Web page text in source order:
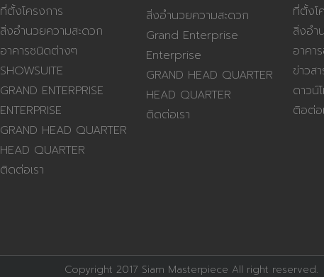
ที่ตั้งโครงการ
สิ่งอำนวยความสะดวก
อาคารชนิดต่างๆ
SHOWSUITE
GRAND ENTERPRISE
ENTERPRISE
GRAND HEAD QUARTER
HEAD QUARTER
ติดต่อเรา
สิ่งอำนวยความสะดวก
Grand Enterprise
Enterprise
GRAND HEAD QUARTER
HEAD QUARTER
ติดต่อเรา
ที่ตั้งโ
สิ่งอำ
อาคา
ข่าวส
ดาวน์
ติอต่อ
Copyright 2017 Siam Masterpiece All right reserved.